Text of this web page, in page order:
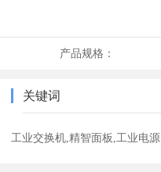
产品规格：
关键词
工业交换机,精智面板,工业电源